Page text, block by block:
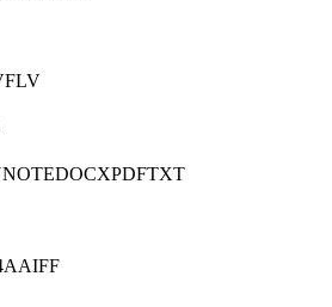
FLV
DOCXPDFTXT
AIFF